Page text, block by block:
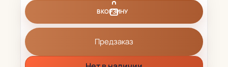
В КОРЗИНУ
Предзаказ